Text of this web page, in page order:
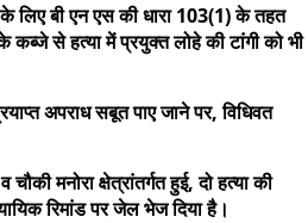
के लिए बी एन एस की धारा 103(1) के तहत
कब्जे से हत्या में प्रयुक्त लोहे की टांगी को भी
अपराध सबूत पाए जाने पर, विधिवत
मनोरा क्षेत्रांतर्गत हुई, दो हत्या की
रिमांड पर जेल भेज दिया है।